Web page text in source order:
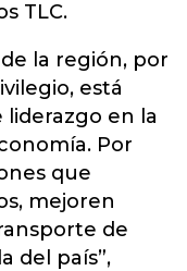
TLC.
la región, por
está
liderazgo en la
Por
que
mejoren
de
del país”,